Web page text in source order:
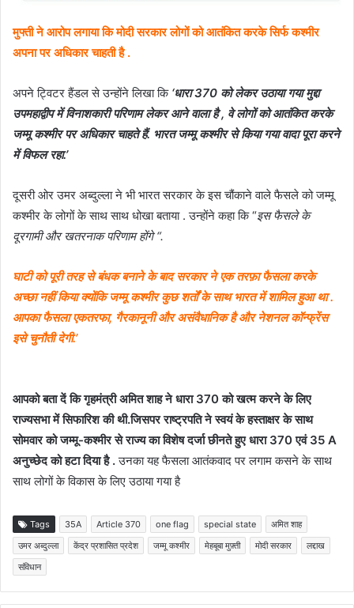
मुफ्ती ने आरोप लगाया कि मोदी सरकार लोगों को आतंकित करके सिर्फ कश्मीर
अपना पर अधिकार चाहती है .
अपने ट्विटर हैंडल से उन्होंने लिखा कि ‘धारा 370 को लेकर उठाया गया मुद्दा
उपमहाद्वीप में विनाशकारी परिणाम लेकर आने वाला है , वे लोगों को आतंकित करके
जम्मू कश्मीर पर अधिकार चाहते हैं. भारत जम्मू कश्मीर से किया गया वादा पूरा करने
में विफल रहा.’
दूसरी ओर उमर अब्दुल्ला ने भी भारत सरकार के इस चौंकाने वाले फैसले को जम्मू
कश्मीर के लोगों के साथ साथ धोखा बताया . उन्होंने कहा कि “इस फैसले के
दूरगामी और खतरनाक परिणाम होंगे “.
घाटी को पूरी तरह से बंधक बनाने के बाद सरकार ने एक तरफ़ा फैसला करके
अच्छा नहीं किया क्योंकि जम्मू कश्मीर कुछ शर्तों के साथ भारत में शामिल हुआ था .
आपका फैसला एकतरफा, गैरकानूनी और असंवैधानिक है और नेशनल कॉन्फ्रेंस
इसे चुनौती देगी.’
आपको बता दें कि गृहमंत्री अमित शाह ने धारा 370 को खत्म करने के लिए
राज्यसभा में सिफारिश की थी.जिसपर राष्ट्रपति ने स्वयं के हस्ताक्षर के साथ
सोमवार को जम्‍मू-कश्‍मीर से राज्‍य का विशेष दर्जा छीनते हुए धारा 370 एवं 35 A
अनुच्छेद को हटा दिया है .उनका यह फैसला आतंकवाद पर लगाम कसने के साथ
साथ लोगों के विकास के लिए उठाया गया है
Tags 35A Article 370 one flag special state
अमित शाह
उमर अब्दुल्ला
केंद्र प्रशासित प्रदेश जम्मू कश्मीर मेहबूबा मुफ़्ती मोदी सरकार
लद्दाख
संविधान